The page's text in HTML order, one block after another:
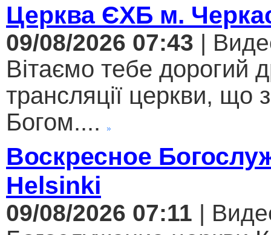
Церква ЄХБ м.
09/08/2026 07:43 |
Вітаємо тебе дорогий
трансляції церкви, що
Богом....
Воскресное
Helsinki
09/08/2026 07:11 |